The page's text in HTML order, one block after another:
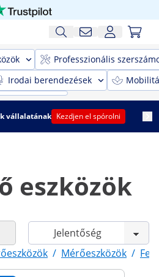
Professzionális
Irodai berendezések
vállalatának Kezdjen el spórolni
eszközök
/ Mérőeszközök /